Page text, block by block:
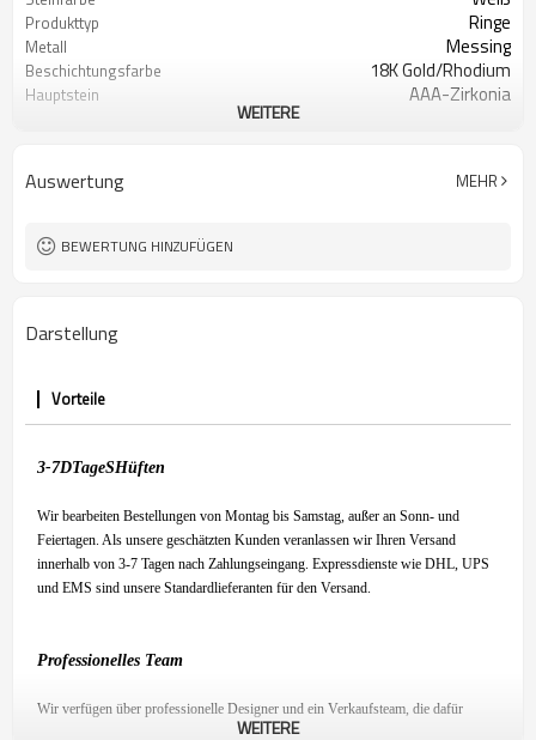
Produkttyp Ringe
Metall Messing
Beschichtungsfarbe 18K Gold/Rhodium
Hauptstein AAA-Zirkonia
WEITERE
Auswertung MEHR
BEWERTUNG HINZUFÜGEN
Darstellung
Vorteile
3-7DTageSHüften
Wir bearbeiten Bestellungen von Montag bis Samstag, außer an Sonn- und
Feiertagen. Als unsere geschätzten Kunden veranlassen wir Ihren Versand
innerhalb von 3-7 Tagen nach Zahlungseingang. Expressdienste wie DHL, UPS
und EMS sind unsere Standardlieferanten für den Versand.
Professionelles Team
Wir verfügen über professionelle Designer und ein Verkaufsteam, die dafür
sorgen, dass Sie mit unserem Produkt zufrieden sind und ein angenehmes
WEITERE